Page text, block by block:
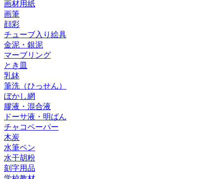
画材用紙
画筆
顔彩
チューブ入り絵具
金泥・銀泥
マーブリング
とき皿
乳鉢
筆洗（ひっせん）
ぼかし網
膠液・混合液
ドーサ液・明ばん
チャコペーパー
木炭
水筆ペン
水干胡粉
刻字用品